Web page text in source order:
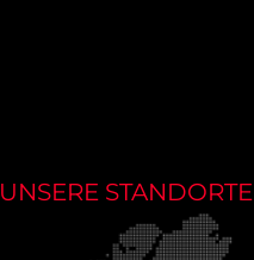
UNSERE STANDORTE